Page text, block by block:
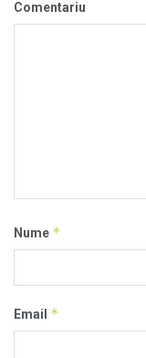
Comentariu
Nume *
Email *